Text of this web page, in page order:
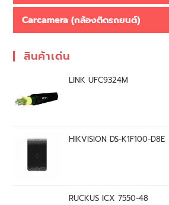
Carcamera (กล้องติดรถยนต์)
สินค้าเด่น
LINK UFC9324M
HIKVISION DS-K1F100-D8E
RUCKUS ICX 7550-48